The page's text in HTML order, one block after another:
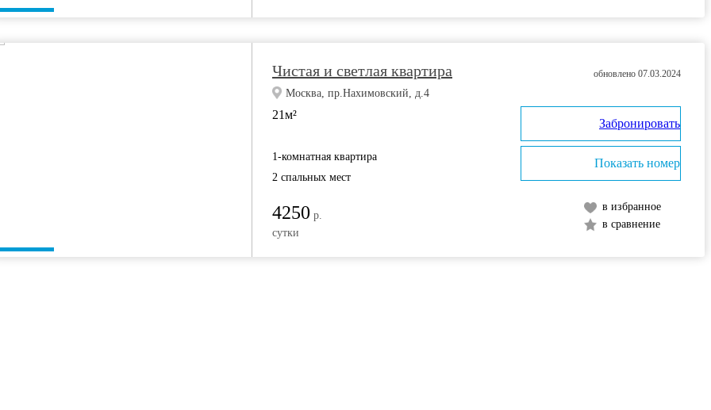
Чистая и светлая квартира
Москва, пр.Нахимовский, д.4
21м²
1-комнатная квартира
2 спальных мест
4250 р.
сутки
обновлено 07.03.2024
в избранное
в сравнение
Забронировать
Показать номер